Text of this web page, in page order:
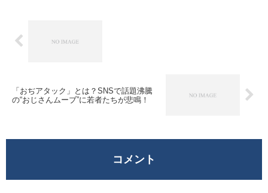
「おぢアタック」とは？SNSで話題沸騰
の“おじさんムーブ”に若者たちが悲鳴！
コメント